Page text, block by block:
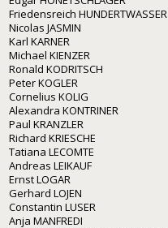
Friedensreich HUNDERTWASSER
Nicolas JASMIN
Karl KARNER
Michael KIENZER
Ronald KODRITSCH
Peter KOGLER
Cornelius KOLIG
Alexandra KONTRINER
Paul KRANZLER
Richard KRIESCHE
Tatiana LECOMTE
Andreas LEIKAUF
Ernst LOGAR
Gerhard LOJEN
Constantin LUSER
Anja MANFREDI